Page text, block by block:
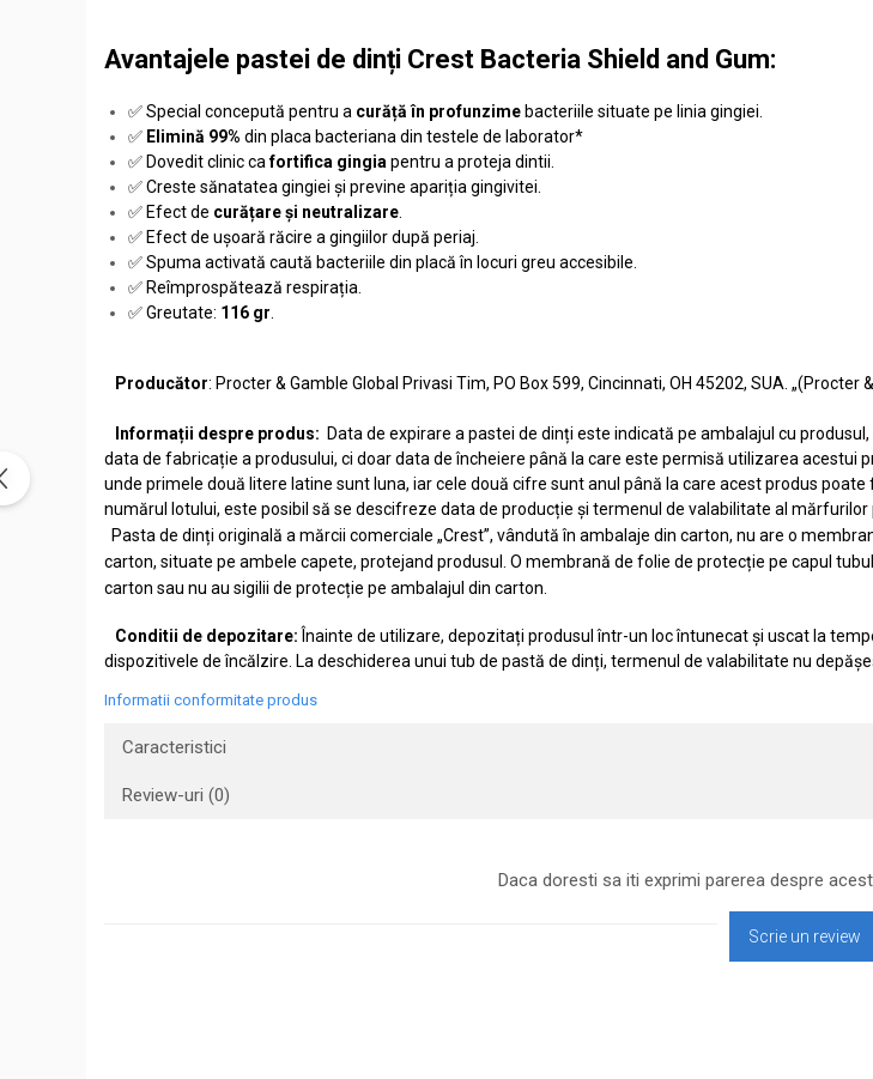
Avantajele pastei de dinți Crest Bacteria Shield and Gum:
✅ Special concepută pentru a curăță în profunzime bacteriile situate pe linia gingiei.
✅ Elimină 99% din placa bacteriana din testele de laborator*
✅ Dovedit clinic cafortifica gingiapentru a proteja dintii.
✅ Creste sănatatea gingiei și previne apariția gingivitei.
✅ Efect de curățare și neutralizare.
✅ Efect de ușoară răcire a gingiilor după periaj.
✅ Spuma activată caută bacteriile din placă în locuri greu accesibile.
✅ Reîmprospătează respirația.
✅ Greutate: 116 gr.
Producător: Procter & Gamble Global Privasi Tim, PO Box 599, Cincinnati, OH 45202, SUA.
Informații despre produs: Data de expirare a pastei de dinți este indicată pe ambalajul cu
data de fabricație a produsului, ci doar data de încheiere până la care este permisă utilizarea
unde primele două litere latine sunt luna, iar cele două cifre sunt anul până la care acest produs
numărul lotului, este posibil să se descifreze data de producție și termenul de valabilitate al
Pasta de dinți originală a mărcii comerciale „Crest”, vândută în ambalaje din carton, nu are o
carton, situate pe ambele capete, protejand produsul. O membrană de folie de protecție pe capul
carton sau nu au sigilii de protecție pe ambalajul din carton.
Conditii de depozitare: Înainte de utilizare, depozitați produsul într-un loc întunecat și uscat la
dispozitivele de încălzire. La deschiderea unui tub de pastă de dinți, termenul de valabilitate nu
Informatii conformitate produs
Caracteristici
Review-uri (0)
Daca doresti sa iti exprimi parerea despre
Scrie un review